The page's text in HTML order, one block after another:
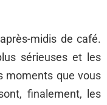
midis de café.
sérieuses et les
moments que vous
finalement, les